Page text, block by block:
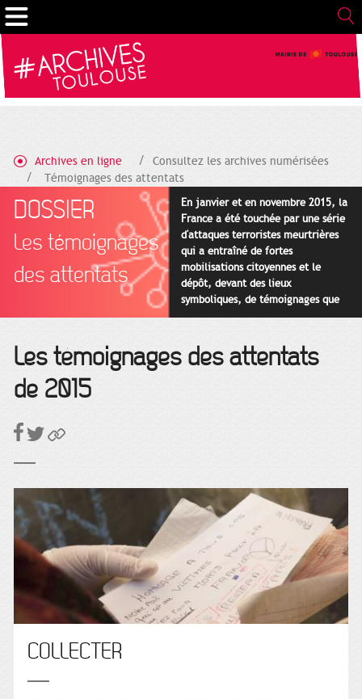
Archives en ligne
Consultez les archives numérisées
Témoignages des attentats
DOSSIER
Les témoignages
des attentats
En janvier et en novembre 2015, la
France a été touchée par une série
d'attaques terroristes meurtrières
qui a entraîné de fortes
mobilisations citoyennes et le
dépôt, devant des lieux
symboliques, de témoignages que
certains services d'Archives ont
Les témoignages des attentats
de 2015
COLLECTER
Gestion de vos préférences sur les cookies